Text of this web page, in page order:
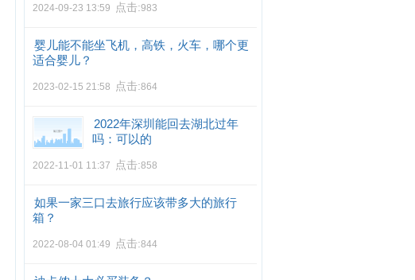
2024-09-23 13:59 点击:983
婴儿能不能坐飞机，高铁，火车，哪个更
适合婴儿？
2023-02-15 21:58 点击:864
2022年深圳能回去湖北过年
吗：可以的
2022-11-01 11:37 点击:858
如果一家三口去旅行应该带多大的旅行
箱？
2022-08-04 01:49 点击:844